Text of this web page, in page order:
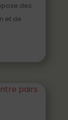
des
et de